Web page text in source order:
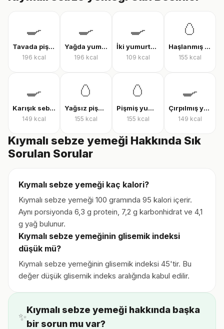
🍳
Tavada pişmiş yumurta
196 kcal
🍳
Yağda yumurta
196 kcal
🍳
İki yumurtalı menemen
109 kcal
🥚
Haşlanmış tam yumurta
155 kcal
🍳
Karışık sebzeli omlet
149 kcal
🥚
Yağsız pişmiş yumurta
155 kcal
🥚
Pişmiş yumurta
155 kcal
🍳
Çırpılmış yumurta
149 kcal
Kıymalı sebze yemeği Hakkında Sık
Sorulan Sorular
Kıymalı sebze yemeği kaç kalori?
Kıymalı sebze yemeği 100 gramında 95 kalori içerir.
Aynı porsiyonda 6,3 g protein, 7,2 g karbonhidrat ve 4,1
g yağ bulunur.
Kıymalı sebze yemeğinin glisemik indeksi
düşük mü?
Kıymalı sebze yemeğinin glisemik indeksi 45'tir. Bu
değer düşük glisemik indeks aralığında kabul edilir.
✨
Kıymalı sebze yemeği hakkında başka
bir sorun mu var?